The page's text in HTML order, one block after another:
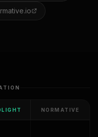
NORMATIVE